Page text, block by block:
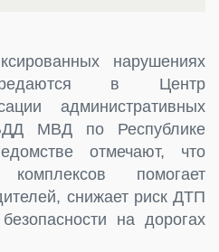
нарушениях
в Центр
административных
МВД по Республике
отмечают, что
помогает
снижает риск ДТП
на дорогах